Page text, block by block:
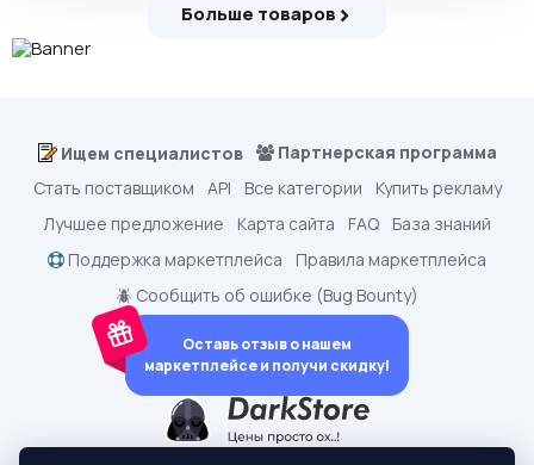
Больше товаров
dark.shopping - Маркетплейс аккаунтов
Ищем специалистов
Партнерская программа
Стать поставщиком
API Все категории
Купить рекламу
Лучшее предложение
Карта сайта FAQ
База знаний
Поддержка маркетплейса
Правила маркетплейса
🪲 Сообщить об ошибке (Bug Bounty)
Оставь отзыв о нашем
маркетплейсе и получи скидку!